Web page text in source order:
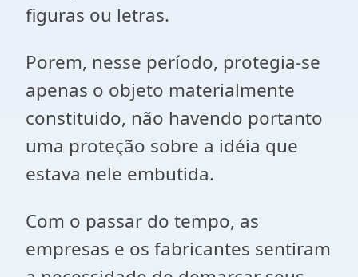
figuras ou letras.
Porem, nesse período, protegia-se
apenas o objeto materialmente
constituido, não havendo portanto
uma proteção sobre a idéia que
estava nele embutida.
Com o passar do tempo, as
empresas e os fabricantes sentiram